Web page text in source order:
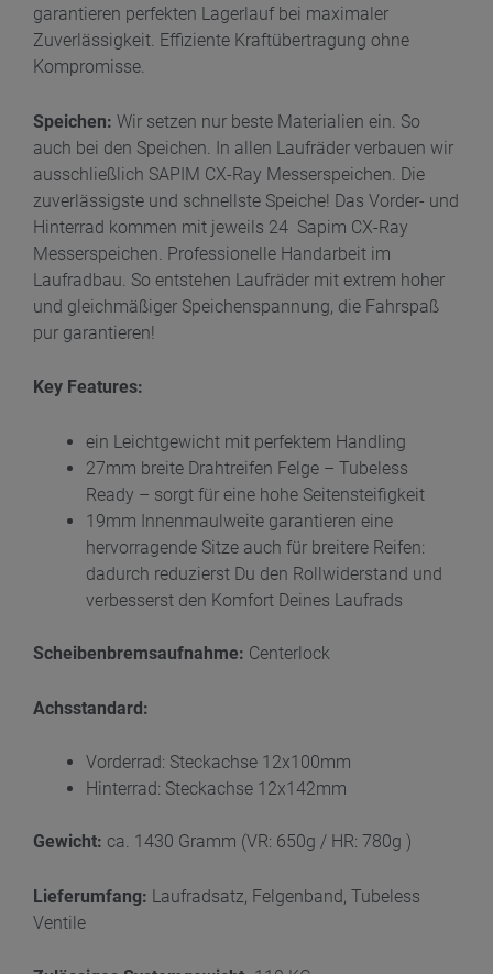
garantieren perfekten Lagerlauf bei maximaler
Zuverlässigkeit. Effiziente Kraftübertragung ohne
Kompromisse.
Speichen: Wir setzen nur beste Materialien ein. So
auch bei den Speichen. In allen Laufräder verbauen wir
ausschließlich SAPIM CX-Ray Messerspeichen. Die
zuverlässigste und schnellste Speiche! Das Vorder- und
Hinterrad kommen mit jeweils 24 Sapim CX-Ray
Messerspeichen. Professionelle Handarbeit im
Laufradbau. So entstehen Laufräder mit extrem hoher
und gleichmäßiger Speichenspannung, die Fahrspaß
pur garantieren!
Key Features:
ein Leichtgewicht mit perfektem Handling
27mm breite Drahtreifen Felge – Tubeless
Ready – sorgt für eine hohe Seitensteifigkeit
19mm Innenmaulweite garantieren eine
hervorragende Sitze auch für breitere Reifen:
dadurch reduzierst Du den Rollwiderstand und
verbesserst den Komfort Deines Laufrads
Scheibenbremsaufnahme: Centerlock
Achsstandard:
Vorderrad: Steckachse 12x100mm
Hinterrad: Steckachse 12x142mm
Gewicht: ca. 1430 Gramm (VR: 650g / HR: 780g )
Lieferumfang: Laufradsatz, Felgenband, Tubeless
Ventile